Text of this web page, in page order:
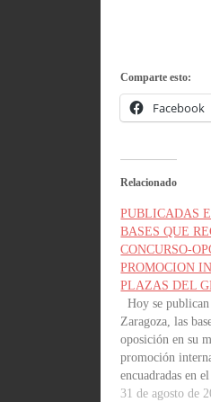
Comparte esto:
Facebook
Relacionado
PUBLICADAS
BASES QUE
CONCURSO-
PROMOCION
PLAZAS DEL
Hoy se
Zaragoza, las
oposición en su
promoción
encuadradas en
admitidas en este
31 de agosto de